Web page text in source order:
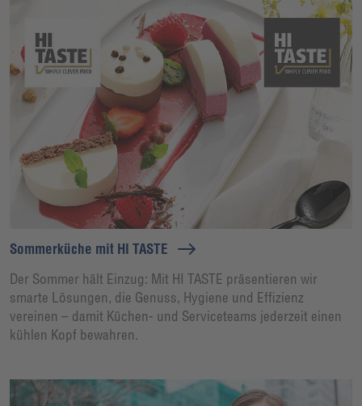
Sommerküche mit HI TASTE
Der Sommer hält Einzug: Mit HI TASTE präsentieren wir
smarte Lösungen, die Genuss, Hygiene und Effizienz
vereinen – damit Küchen- und Serviceteams jederzeit einen
kühlen Kopf bewahren.